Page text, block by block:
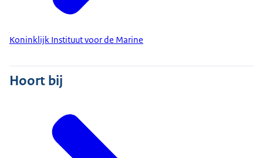
Koninklijk Instituut voor de Marine
Hoort bij